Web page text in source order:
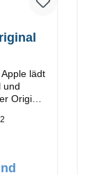
lädt
und
Farbe: